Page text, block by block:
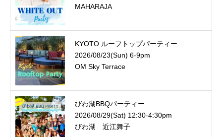
MAHARAJA
KYOTO ルーフトップパーティー
2026/08/23(Sun) 6-9pm
OM Sky Terrace
びわ湖BBQパーティー
2026/08/29(Sat) 12:30-4:30pm
びわ湖 近江舞子